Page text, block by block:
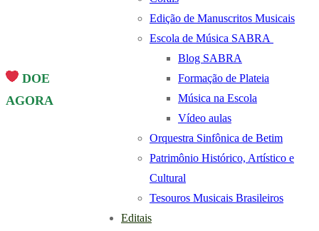
DOE
AGORA
Edição de Manuscritos Musicais
Escola de Música SABRA
Blog SABRA
Formação de Plateia
Música na Escola
Vídeo aulas
Orquestra Sinfônica de Betim
Patrimônio Histórico, Artístico e
Cultural
Tesouros Musicais Brasileiros
Editais